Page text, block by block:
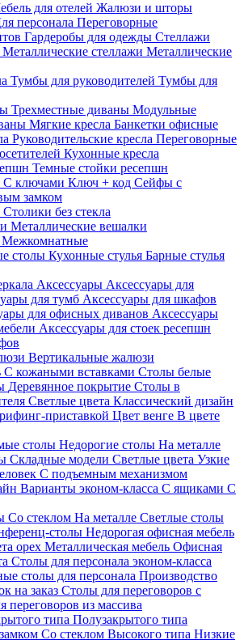
для отелей Жалюзи и шторы
персонала Переговорные
Гардеробы для одежды Стеллажи
Металлические стеллажи Металлические
Тумбы для руководителей Тумбы для
Трехместные диваны Модульные
Мягкие кресла Банкетки офисные
Руководительские кресла Переговорные
Кухонные кресла
Темные стойки ресепшн
С ключами Ключ + код Сейфы с
замком
Столики без стекла
Металлические вешалки
Межкомнатные
столы Кухонные стулья Барные стулья
Аксессуары Аксессуары для
для тумб Аксессуары для шкафов
для офисных диванов Аксессуары
Аксессуары для стоек ресепшн
Вертикальные жалюзи
С кожаными вставками Столы белые
Деревянное покрытие Столы в
Светлые цвета Классический дизайн
приставкой Цвет венге В цвете
столы Недорогие столы На металле
Складные модели Светлые цвета Узкие
С подъемным механизмом
Варианты эконом-класса С ящиками С
Со стеклом На металле Светлые столы
столы Недорогая офисная мебель
орех Металлическая мебель Офисная
Столы для персонала эконом-класса
столы для персонала Производство
на заказ Столы для переговоров с
переговоров из массива
типа Полузакрытого типа
Со стеклом Высокого типа Низкие